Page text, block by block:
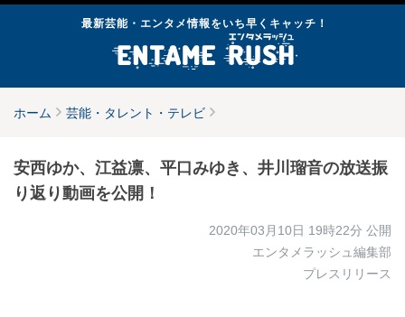
最新芸能・エンタメ情報をいち早くキャッチ！
ホーム 芸能・タレント・テレビ
安西ゆか、江益凛、平口みゆき、井川瑠音の放送振
り返り動画を公開！
2020年03月10日 19時22分 公開
エンタメラッシュ編集部
プレスリリース